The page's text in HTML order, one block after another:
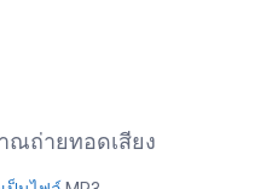
ณถ่ายทอดเสียง